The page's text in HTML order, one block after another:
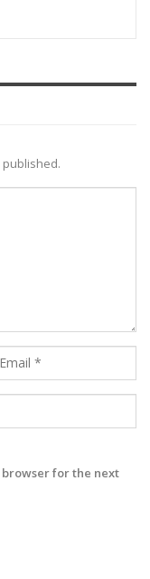
browser for the next